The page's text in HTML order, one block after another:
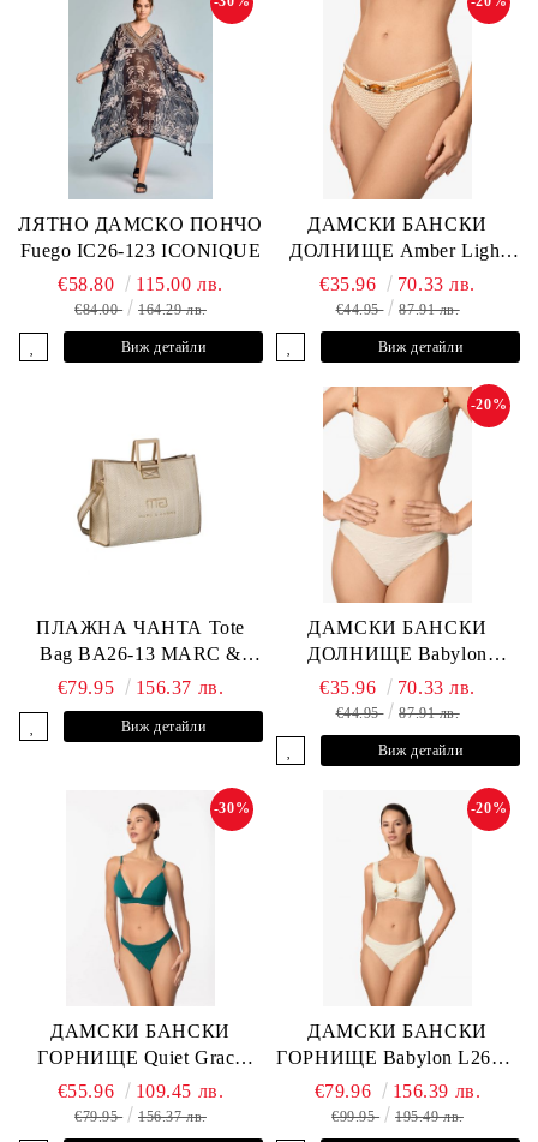
ЛЯТНО ДАМСКО ПОНЧО
Fuego IC26-123 ICONIQUE
€58.80 115.00 лв.
€84.00 164.29 лв.
Виж детайли
ДАМСКИ БАНСКИ
ДОЛНИЩЕ Amber Light
L2605-Z-MCB MARC &
ANDRE
€35.96 70.33 лв.
€44.95 87.91 лв.
Виж детайли
ПЛАЖНА ЧАНТА Tote
Bag BA26-13 MARC &
ANDRE
€79.95 156.37 лв.
Виж детайли
ДАМСКИ БАНСКИ
ДОЛНИЩЕ Babylon
L2613-Z-MTB MARC &
ANDRE
-20%
€35.96 70.33 лв.
€44.95 87.91 лв.
Виж детайли
ДАМСКИ БАНСКИ
ГОРНИЩЕ Quiet Grace
L2607-Y-352 MARC &
ANDRE
-30%
€55.96 109.45 лв.
€79.95 156.37 лв.
ДАМСКИ БАНСКИ
ГОРНИЩЕ Babylon L2613-
YP-682 MARC & ANDRE
-20%
€79.96 156.39 лв.
€99.95 195.49 лв.